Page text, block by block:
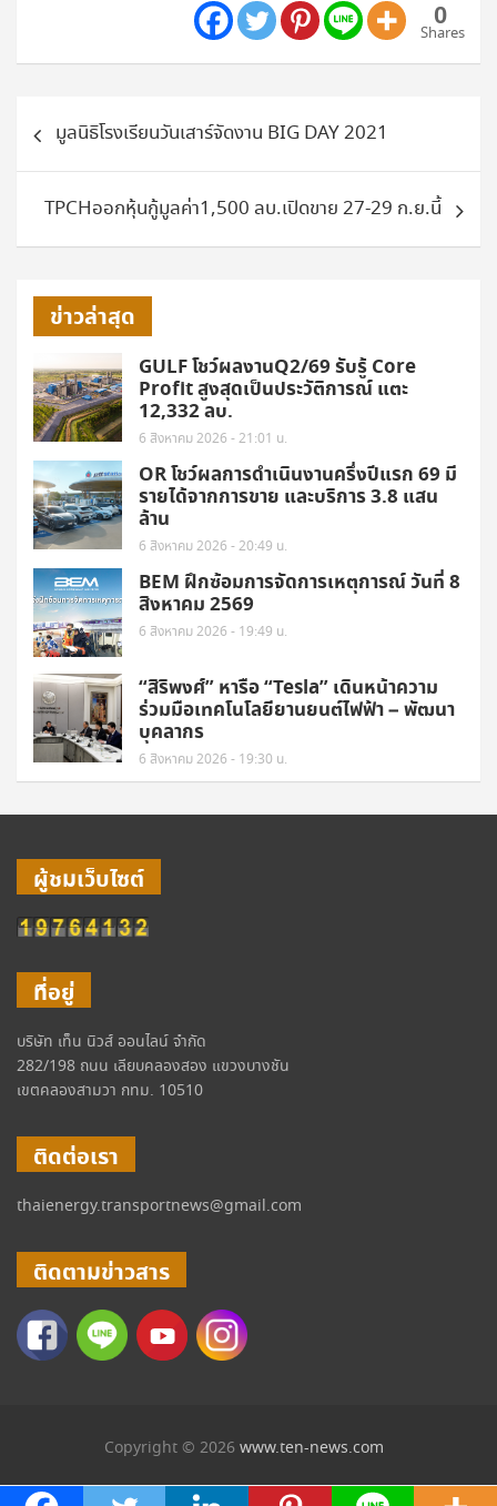
0
Shares
แนะแนว
เรื่องมูลนิธิโรงเรียนวันเสาร์จัดงาน BIG DAY 2021
TPCHออกหุ้นกู้มูลค่า1,500 ลบ.เปิดขาย 27-29 ก.ย.นี้
ข่าวล่าสุด
GULF โชว์ผลงานQ2/69 รับรู้ Core
Profit สูงสุดเป็นประวัติการณ์ แตะ
12,332 ลบ.
6 สิงหาคม 2026 - 21:01 น.
OR โชว์ผลการดำเนินงานครึ่งปีแรก 69 มี
รายได้จากการขาย และบริการ 3.8 แสน
ล้าน
6 สิงหาคม 2026 - 20:49 น.
BEM ฝึกซ้อมการจัดการเหตุการณ์ วันที่ 8
สิงหาคม 2569
6 สิงหาคม 2026 - 19:49 น.
“สิริพงศ์” หารือ “Tesla” เดินหน้าความ
ร่วมมือเทคโนโลยียานยนต์ไฟฟ้า – พัฒนา
บุคลากร
6 สิงหาคม 2026 - 19:30 น.
ผู้ชมเว็บไซต์
ที่อยู่
บริษัท เท็น นิวส์ ออนไลน์ จำกัด
282/198 ถนน เลียบคลองสอง แขวงบางชัน
เขตคลองสามวา กทม. 10510
ติดต่อเรา
thaienergy.transportnews@gmail.com
ติดตามข่าวสาร
Copyright © 2026 www.ten-news.com